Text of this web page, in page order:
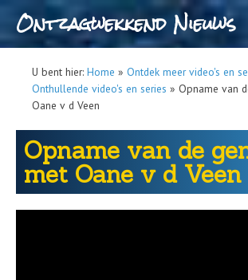
Ontzagwekkend Nieuws
U bent hier: Home » Ontdek meer video's en
Onthullende video's en series » Opname van
Oane v d Veen
Opname van de
met Oane v d Veen